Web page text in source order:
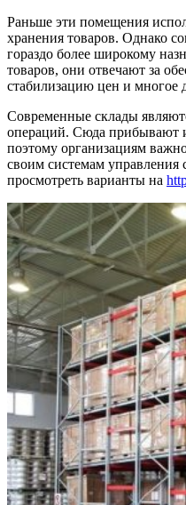
Раньше эти помещения
хранения товаров. Однако
гораздо более широкому
товаров, они отвечают за
стабилизацию цен и многое
Современные склады
операций. Сюда прибывают
поэтому организациям
своим системам
просмотреть варианты на